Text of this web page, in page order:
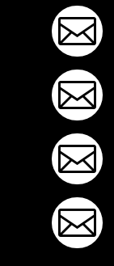



